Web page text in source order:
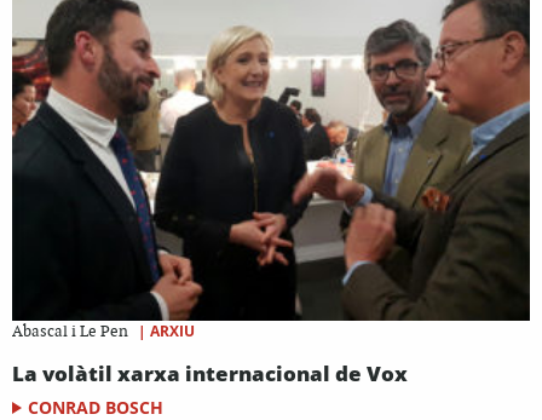
Abascal i Le Pen | ARXIU
La volàtil xarxa internacional de Vox
CONRAD BOSCH